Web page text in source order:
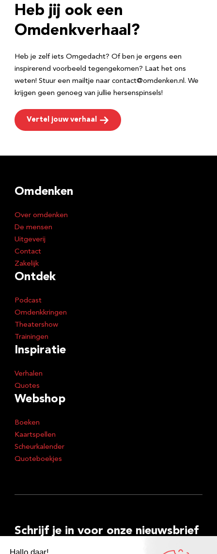
r
e
Heb jij ook een
Omdenkverhaal?
Heb je zelf iets Omgedacht? Of ben je ergens een
inspirerend voorbeeld tegengekomen? Laat het ons
weten! Stuur een mailtje naar contact@omdenken.nl. We
krijgen geen genoeg van jullie hersenspinsels!
Vertel jouw verhaal
Omdenken
Over omdenken
De mensen
Uitgeverij
Contact
Zakelijk
Ontdek
Podcast
Omdenkkringen
Theatershow
Trainingen
Inspiratie
Verhalen
Quotes
Webshop
Boeken
Kaartspellen
Scheurkalender
Quoteboekjes
Schrijf je in voor onze nieuwsbrief